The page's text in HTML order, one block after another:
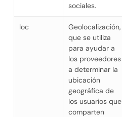
sociales.
loc
Geolocalización,
que se utiliza
para ayudar a
los proveedores
a determinar la
ubicación
geográfica de
los usuarios que
comparten